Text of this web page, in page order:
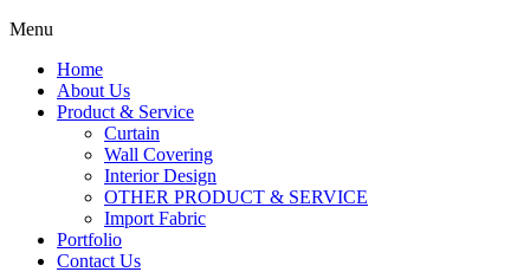
Menu
Home
About Us
Product & Service
Curtain
Wall Covering
Interior Design
OTHER PRODUCT & SERVICE
Import Fabric
Portfolio
Contact Us